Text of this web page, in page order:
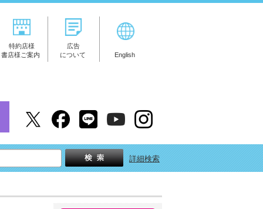
特約店様
書店様ご案内
広告
について
English
詳細検索